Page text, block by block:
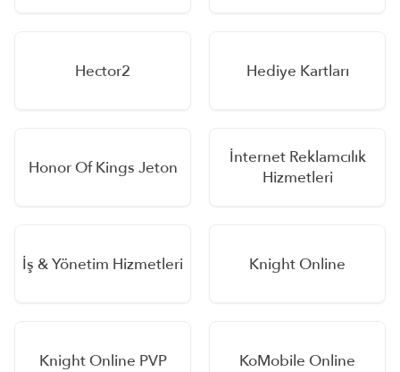
Hector2 Hediye Kartları
Honor Of Kings Jeton
İnternet Reklamcılık
Hizmetleri
İş & Yönetim Hizmetleri Knight Online
Knight Online PVP KoMobile Online